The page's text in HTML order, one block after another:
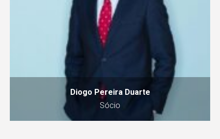
Diogo Pereira Duarte
Sócio